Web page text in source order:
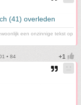
(41) overleden
een onzinnige tekst op
• 84